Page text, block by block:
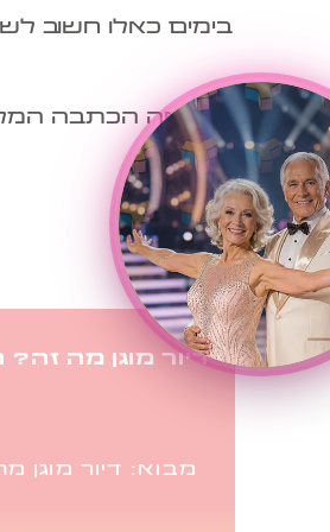
בימים כאלו חשוב
לקריאה הכתבה
דיור מוגן מה זה?
מבוא: דיור מוגן